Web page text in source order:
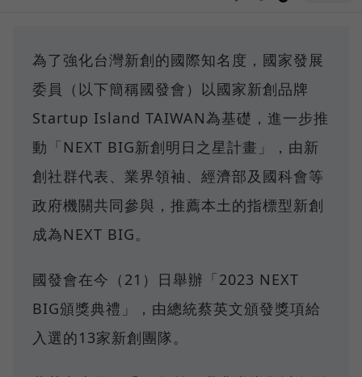
為了強化台灣新創的國際知名度，國家發展
委員（以下簡稱國發會）以國家新創品牌
Startup Island TAIWAN為基礎，進一步推
動「NEXT BIG新創明日之星計畫」，由新
創社群代表、業界領袖、經濟部及國科會等
政府機關共同參與，推薦本土的指標型新創
成為NEXT BIG。
國發會在今（21）日舉辦「2023 NEXT
BIG頒獎典禮」，由總統蔡英文頒發獎項給
入選的13家新創團隊。